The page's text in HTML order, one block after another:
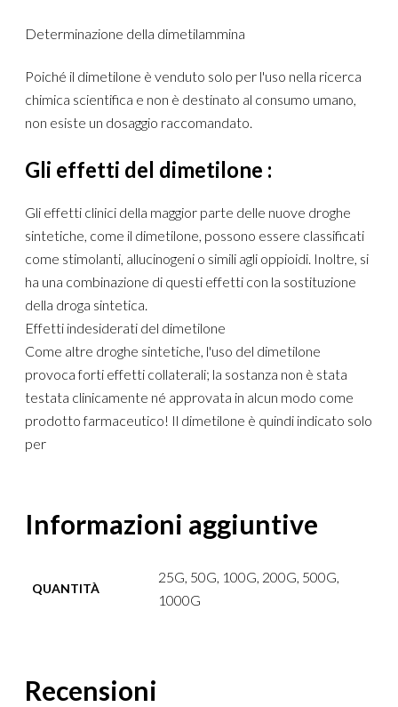
Determinazione della dimetilammina
Poiché il dimetilone è venduto solo per l'uso nella ricerca
chimica scientifica e non è destinato al consumo umano,
non esiste un dosaggio raccomandato.
Gli effetti del dimetilone :
Gli effetti clinici della maggior parte delle nuove droghe
sintetiche, come il dimetilone, possono essere classificati
come stimolanti, allucinogeni o simili agli oppioidi. Inoltre, si
ha una combinazione di questi effetti con la sostituzione
della droga sintetica.
Effetti indesiderati del dimetilone
Come altre droghe sintetiche, l'uso del dimetilone
provoca forti effetti collaterali; la sostanza non è stata
testata clinicamente né approvata in alcun modo come
prodotto farmaceutico! Il dimetilone è quindi indicato solo
per
Informazioni aggiuntive
QUANTITÀ
25G, 50G, 100G, 200G, 500G,
1000G
Recensioni